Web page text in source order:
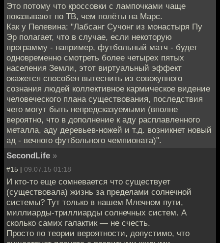
Это потому что кроссовки с лампочками чаще
показывают по ТВ, чем полёты на Марс.
Как у Пелевина: "Лабсанг Сучонг из монастыря Пу
Эр полагает, что в случае, если некоторую
программу - например, футбольный матч - будет
одновременно смотреть более четырех пятых
населения Земли, этот виртуальный эффект
окажется способен вытеснить из совокупного
сознания людей коллективное кармическое видение
человеческого плана существования, последствия
чего могут быть непредсказуемыми (вполне
вероятно, что в дополнение к аду расплавленного
металла, аду деревьев-ножей и т.д. возникнет новый
ад - вечного футбольного чемпионата)".
SecondLife »
#15 | 09.07.15 01:18
И кто-то еще сомневается что существует
(существовала) жизнь за пределами солнечной
системы? Тут только в нашем Млечном пути,
миллиарды-триллиарды солнечных систем. А
сколько самих галактик — не счесть.
Просто по теории вероятности, допустимо, что